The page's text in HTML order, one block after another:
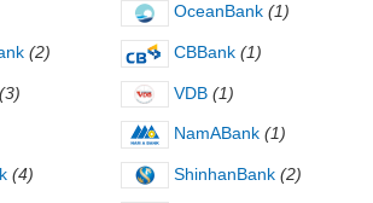
OceanBank (1)
(2) CBBank (1)
(3) VDB (1)
NamABank (1)
(4) ShinhanBank (2)